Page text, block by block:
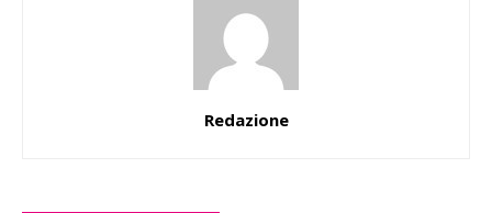
Redazione